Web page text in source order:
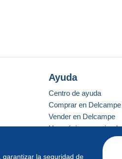
garantizar la seguridad de
Ayuda
Centro de ayuda
Comprar en Delcampe
Vender en Delcampe
Una página securizada